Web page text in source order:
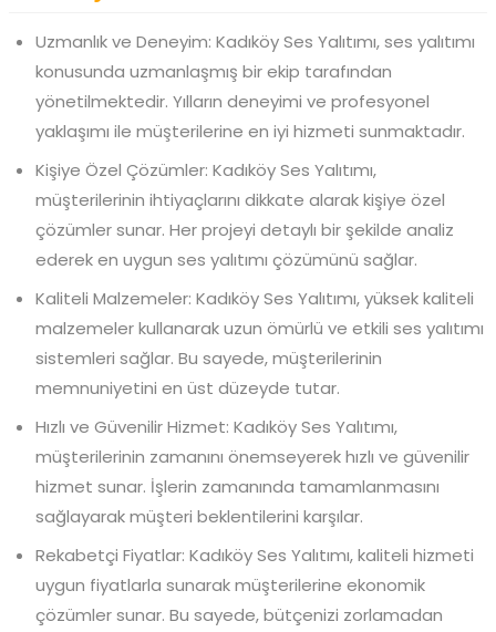
Uzmanlık ve Deneyim: Kadıköy Ses Yalıtımı, ses yalıtımı
konusunda uzmanlaşmış bir ekip tarafından
yönetilmektedir. Yılların deneyimi ve profesyonel
yaklaşımı ile müşterilerine en iyi hizmeti sunmaktadır.
Kişiye Özel Çözümler: Kadıköy Ses Yalıtımı,
müşterilerinin ihtiyaçlarını dikkate alarak kişiye özel
çözümler sunar. Her projeyi detaylı bir şekilde analiz
ederek en uygun ses yalıtımı çözümünü sağlar.
Kaliteli Malzemeler: Kadıköy Ses Yalıtımı, yüksek kaliteli
malzemeler kullanarak uzun ömürlü ve etkili ses yalıtımı
sistemleri sağlar. Bu sayede, müşterilerinin
memnuniyetini en üst düzeyde tutar.
Hızlı ve Güvenilir Hizmet: Kadıköy Ses Yalıtımı,
müşterilerinin zamanını önemseyerek hızlı ve güvenilir
hizmet sunar. İşlerin zamanında tamamlanmasını
sağlayarak müşteri beklentilerini karşılar.
Rekabetçi Fiyatlar: Kadıköy Ses Yalıtımı, kaliteli hizmeti
uygun fiyatlarla sunarak müşterilerine ekonomik
çözümler sunar. Bu sayede, bütçenizi zorlamadan